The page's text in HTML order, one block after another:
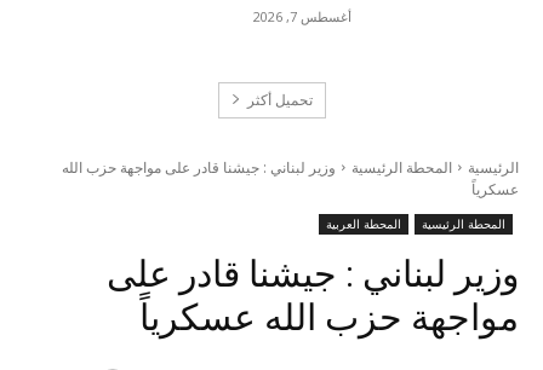
أغسطس 7, 2026
تحميل أكثر
الرئيسية المحطة الرئيسية
وزير لبناني : جيشنا قادر على مواجهة حزب الله
عسكرياً
المحطة الرئيسية المحطة العربية
وزير لبناني : جيشنا قادر على
مواجهة حزب الله عسكرياً